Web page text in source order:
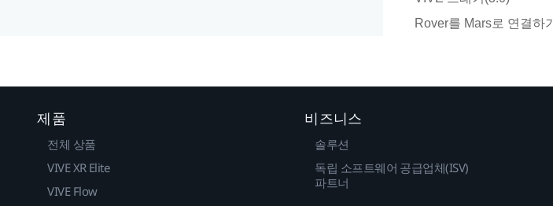
Rover를 Mars로 연결하기
제품
전체 상품
VIVE XR Elite
VIVE Flow
비즈니스
솔루션
독립 소프트웨어 공급업체(ISV)
파트너